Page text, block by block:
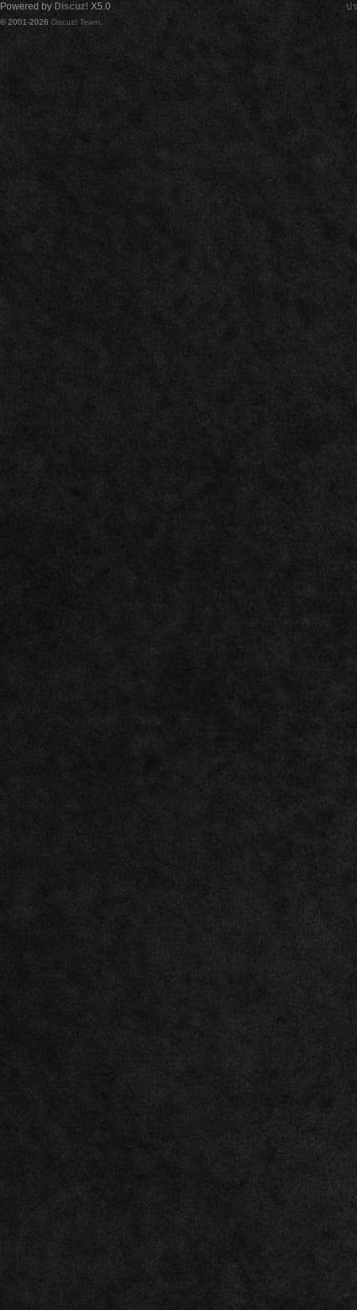
ป
Powered by Discuz! X5.0
© 2001-2026 Discuz! Team